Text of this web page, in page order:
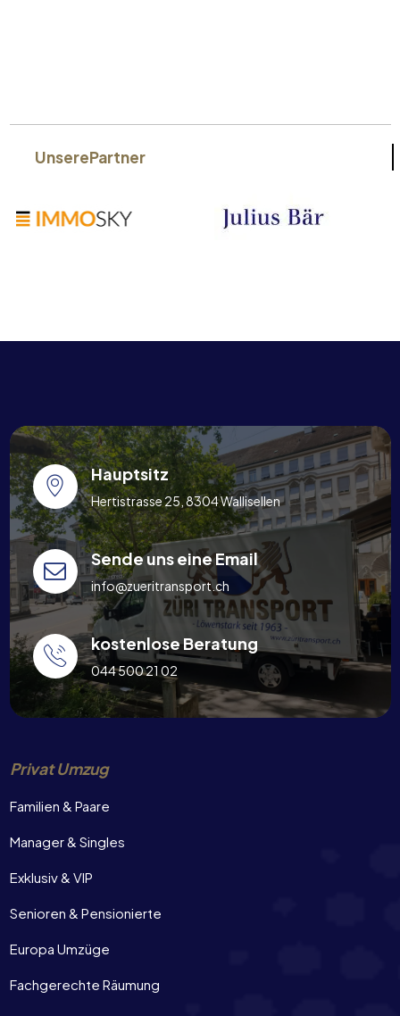
UnserePartner
Hauptsitz
Hertistrasse 25, 8304 Wallisellen
Sende uns eine Email
info@zueritransport.ch
kostenlose Beratung
044 500 21 02
Privat Umzug
Familien & Paare
Manager & Singles
Exklusiv & VIP
Senioren & Pensionierte
Europa Umzüge
Fachgerechte Räumung